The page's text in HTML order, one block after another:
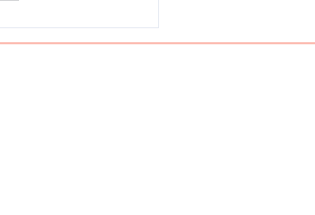
Lippen, die nicht
man genau
Look